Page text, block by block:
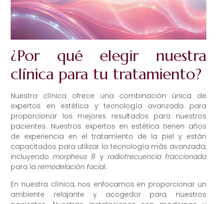
¿Por qué elegir nuestra
clínica para tu tratamiento?
Nuestra clínica ofrece una combinación única de
expertos en estética y tecnología avanzada para
proporcionar los mejores resultados para nuestros
pacientes. Nuestros expertos en estética tienen años
de experiencia en el tratamiento de la piel y están
capacitados para utilizar la tecnología más avanzada,
incluyendomorpheus 8 y radiofrecuencia fraccionada
para laremodelación facial.
En nuestra clínica, nos enfocamos en proporcionar un
ambiente relajante y acogedor para nuestros